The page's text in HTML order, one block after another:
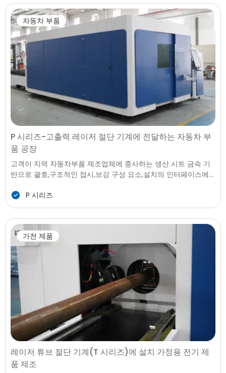
은 다양한 절단 솔루션을 처리할 수 있는 다양한 재료 형태를 추가
하지 않고 기계 또는 도구가 있습니다.
자동차 부품
P 시리즈-고출력 레이저 절단 기계에 전달하는 자동차 부
품 공장
고객이 지역 자동차부품 제조업체에 종사하는 생산 시트 금속 기
반으로 괄호,구조적인 접시,보강 구성 요소,설치의 인터페이스에
도를 위해 요소를 사용하고 가속화된 생산계획,공장에 필요한 업
그레이드에서 기존의 처리 더 빠르고,더 안정적이,자동화 등에 대
비할 수 있는 솔루션입니다.
P 시리즈
가전 제품
레이저 튜브 절단 기계(T 시리즈)에 설치 가정용 전기 제
품 제조